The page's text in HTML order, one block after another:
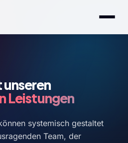
Leistungen
systemisch gestaltet
Team, der